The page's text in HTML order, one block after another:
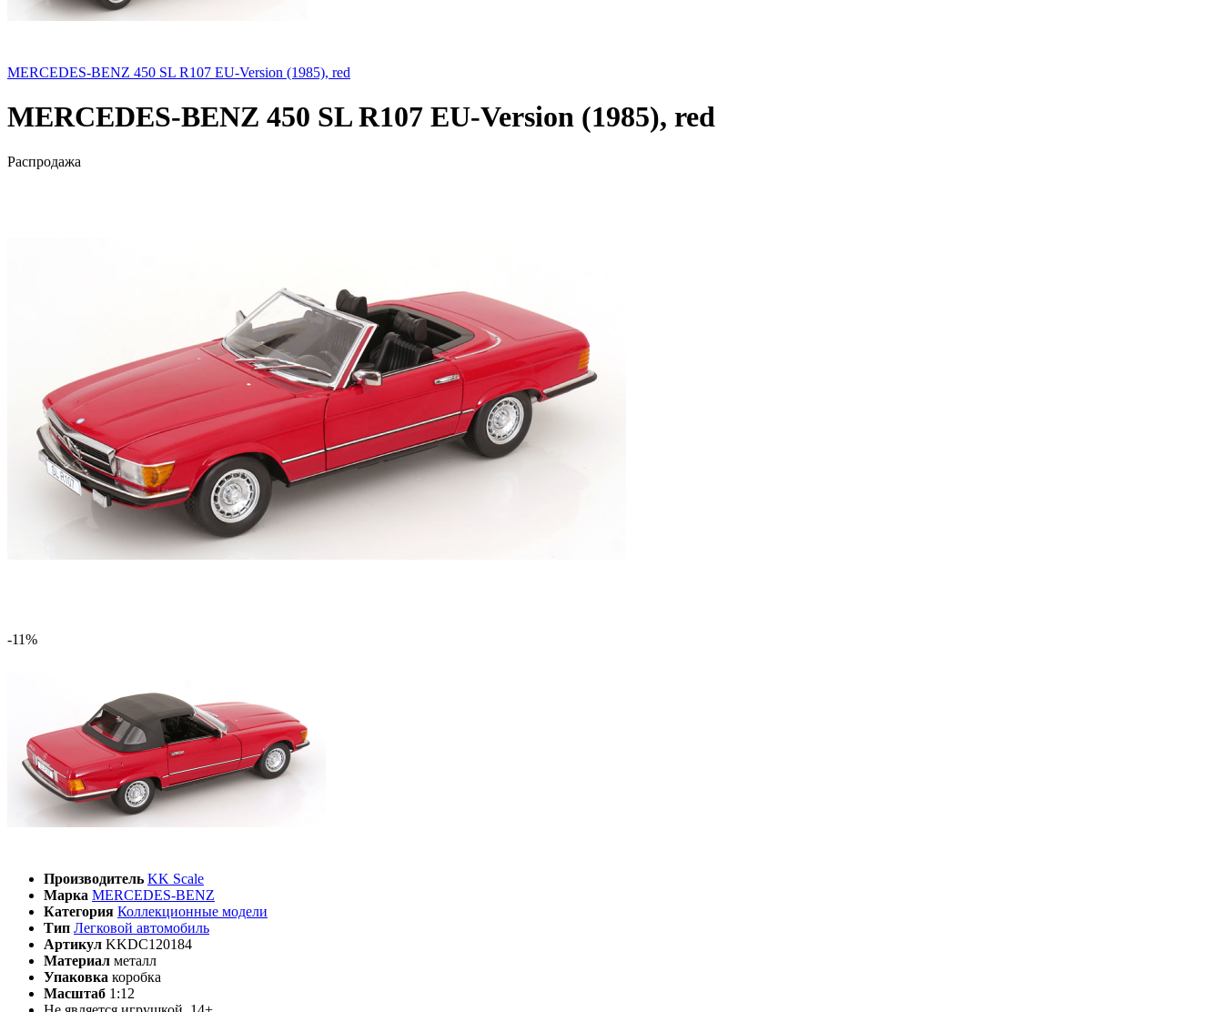
MERCEDES-BENZ 450 SL R107 EU-Version (1985), red
MERCEDES-BENZ 450 SL R107 EU-Version (1985), red
Распродажа
-11%
Производитель KK Scale
Марка MERCEDES-BENZ
Категория Коллекционные модели
Тип Легковой автомобиль
Артикул KKDC120184
Материал металл
Упаковка коробка
Масштаб 1:12